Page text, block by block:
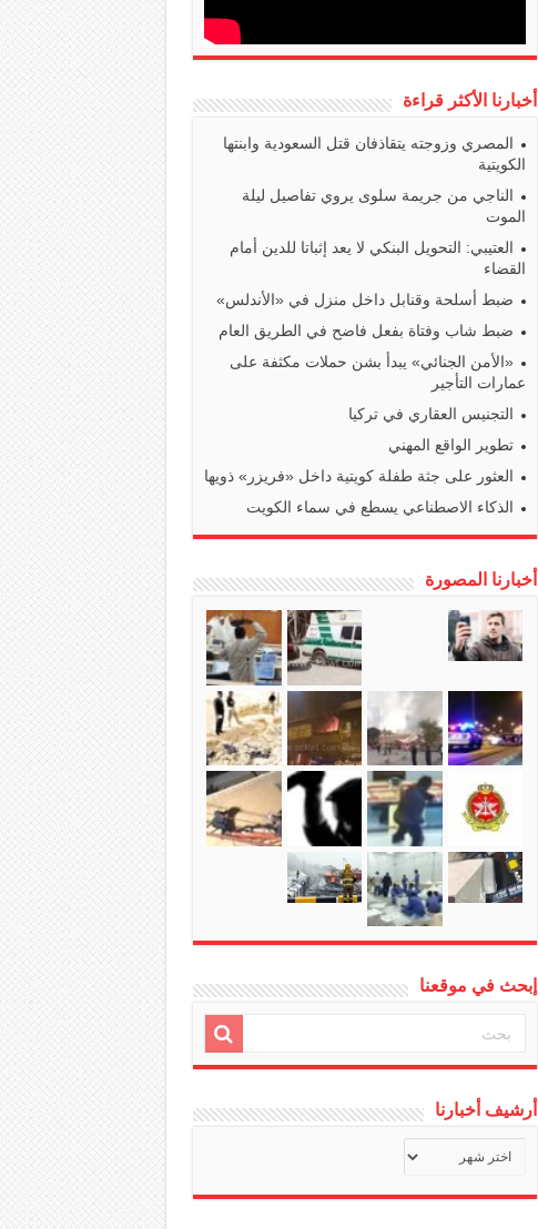
أخبارنا الأكثر قراءة
المصري وزوجته يتقاذفان قتل السعودية وابنتها
الكويتية
الناجي من جريمة سلوى يروي تفاصيل ليلة
الموت
العتيبي: التحويل البنكي لا يعد إثباتا للدين أمام
القضاء
ضبط أسلحة وقنابل داخل منزل في «الأندلس»
ضبط شاب وفتاة بفعل فاضح في الطريق العام
«الأمن الجنائي» يبدأ بشن حملات مكثفة على
عمارات التأجير
التجنيس العقاري في تركيا
تطوير الواقع المهني
العثور على جثة طفلة كويتية داخل «فريزر» ذويها
الذكاء الاصطناعي يسطع في سماء الكويت
أخبارنا المصورة
إبحث في موقعنا
أرشيف أخبارنا
أخبارنا